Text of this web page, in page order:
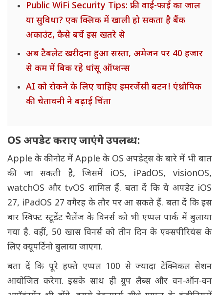
Public WiFi Security Tips: फ्री वाई-फाई का जाल
या सुविधा? एक क्लिक में खाली हो सकता है बैंक
अकाउंट, कैसे बचें इस खतरे से
अब टैबलेट खरीदना हुआ सस्ता, अमेजन पर 40 हजार
से कम में बिक रहे धांसू ऑप्शन्स
AI को रोकने के लिए चाहिए इमरजेंसी बटन! एंथ्रोपिक
की चेतावनी ने बढ़ाई चिंता
OS अपडेट कराए जाएंगे उपलब्ध:
Apple के कीनोट में Apple के OS अपडेट्स के बारे में भी बात
की जा सकती है, जिसमें iOS, iPadOS, visionOS,
watchOS और tvOS शामिल हैं. बता दें कि ये अपडेट iOS
27, iPadOS 27 वगैरह के तौर पर आ सकते हैं. बता दें कि इस
बार स्विफ्ट स्टूडेंट चैलेंज के विनर्स को भी एप्पल पार्क में बुलाया
गया है. वहीं, 50 खास विनर्स को तीन दिन के एक्सपीरियंस के
लिए क्यूपर्टिनो बुलाया जाएगा.
बता दें कि पूरे हफ्ते एप्पल 100 से ज्यादा टेक्निकल सेशन
आयोजित करेगा. इसके साथ ही ग्रुप लैब्स और वन-ऑन-वन